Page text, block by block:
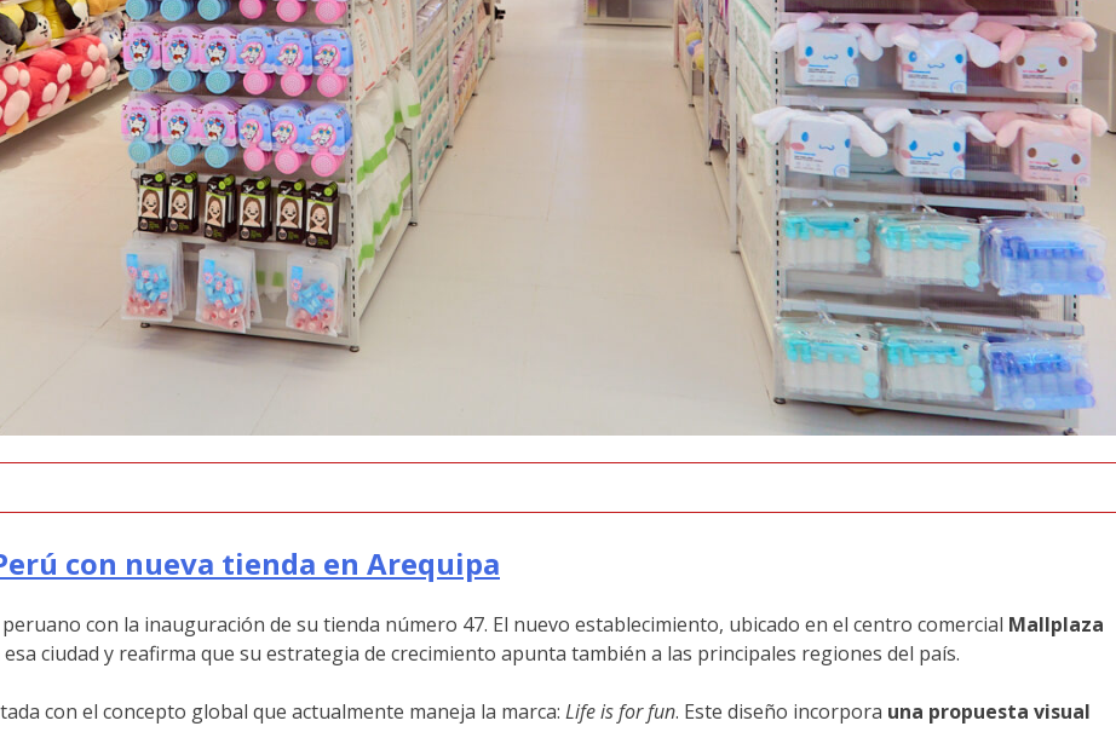
con nueva tienda en Arequipa
con la inauguración de su tienda número 47. El nuevo establecimiento, ubicado en el centro comercial Mallplaza
ciudad y reafirma que su estrategia de crecimiento apunta también a las principales regiones del país.
con el concepto global que actualmente maneja la marca: Life is for fun. Este diseño incorpora una propuesta visual